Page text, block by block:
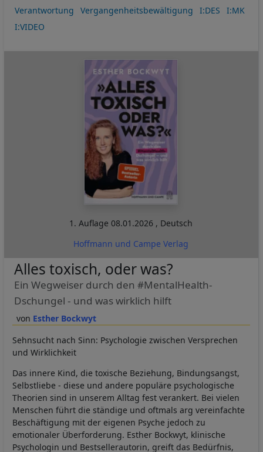
Verantwortung
Vergangenheitsbewältigung I:DES
I:MK
I:VIDEO
1. Auflage08.01.2026 , Deutsch
Hoffmann und Campe Verlag
Esther Bockwyt
Alles toxisch, oder was?
Ein Wegweiser durch den #MentalHealth-
Dschungel - und was wirklich hilft
Sehnsucht nach Sinn: Psychologie zwischen Versprechen
und Wirklichkeit
Das innere Kind, die toxische Beziehung, Bindungsangst,
Selbstliebe - diese und andere populäre psychologische
Theorien sind in unserem Alltag fest verankert. Bei vielen
Menschen führt die ständige und oftmals arg vereinfachte
Beschäftigung mit der eigenen Psyche jedoch zu
emotionaler Überforderung. Esther Bockwyt, klinische
Psychologin und Bestsellerautorin, greift das Bedürfnis,